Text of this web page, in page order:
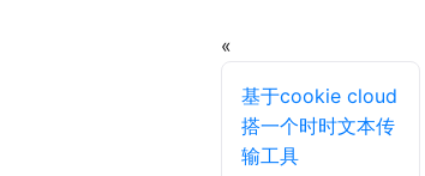
«
基于cookie cloud
搭一个时时文本传
输工具